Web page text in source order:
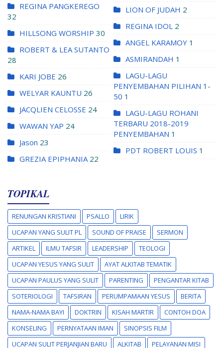
REGINA PANGKEREGO
32
HILLSONG WORSHIP 30
ROBERT & LEA SUTANTO
28
KARI JOBE 26
WELYAR KAUNTU 26
JACQLIEN CELOSSE 24
WAWAN YAP 24
Jason 23
GREZIA EPIPHANIA 22
LION OF JUDAH 2
REGINA IDOL 2
ANGEL KARAMOY 1
ASMIRANDAH 1
LAGU-LAGU
PENYEMBAHAN PILIHAN 1-
50 1
LAGU-LAGU ROHANI
TERBARU 2018-2019
PENYEMBAHAN 1
PDT ROBERT LOUIS 1
TOPIKAL
RENUNGAN KRISTIANI PSALLO
LIRIK
UCAPAN YANG SULIT PL
SOUND OF PRAISE
SERMON
ARTIKEL
ILMU TAFSIR LEADERSHIP
TEOLOGI
UCAPAN YESUS YANG SULIT
AYAT ALKITAB TEMATIK
UCAPAN PAULUS YANG SULIT
PARENTING
PENGANTAR KITAB
SOTERIOLOGI
TAFSIRAN PERUMPAMAAN YESUS
BERITA
NAMA-NAMA BAYI
DOKTRIN KISAH MARTIR
CONTOH DOA
KONSELING
PERNYATAAN IMAN
SINOPSIS FILM
UCAPAN SULIT PERJANJIAN BARU
ALKITAB
PELAYANAN MISI